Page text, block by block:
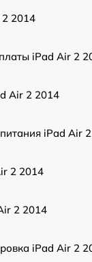
2014
iPad Air 2
Air 2 2014
iPad Air
2 2014
2 2014
iPad Air 2